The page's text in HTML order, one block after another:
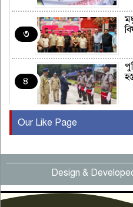
৩
৪
৫
৬
Our Like Page
Design &